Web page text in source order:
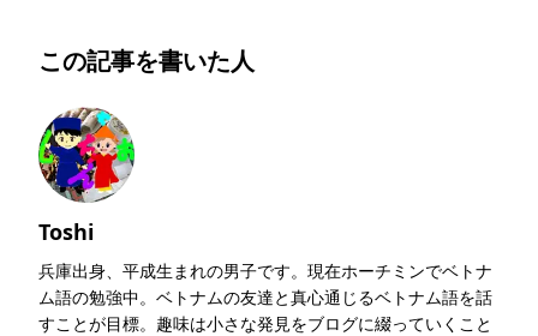
この記事を書いた人
Toshi
兵庫出身、平成生まれの男子です。現在ホーチミンでベトナ
ム語の勉強中。ベトナムの友達と真心通じるベトナム語を話
すことが目標。趣味は小さな発見をブログに綴っていくこと